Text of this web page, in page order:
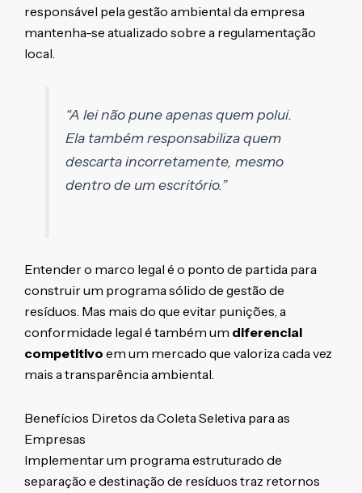
responsável pela gestão ambiental da empresa
mantenha-se atualizado sobre a regulamentação
local.
“A lei não pune apenas quem polui.
Ela também responsabiliza quem
descarta incorretamente, mesmo
dentro de um escritório.”
Entender o marco legal é o ponto de partida para
construir um programa sólido de gestão de
resíduos. Mas mais do que evitar punições, a
conformidade legal é também um diferencial
competitivo em um mercado que valoriza cada vez
mais a transparência ambiental.
Benefícios Diretos da Coleta Seletiva para as
Empresas
Implementar um programa estruturado de
separação e destinação de resíduos traz retornos